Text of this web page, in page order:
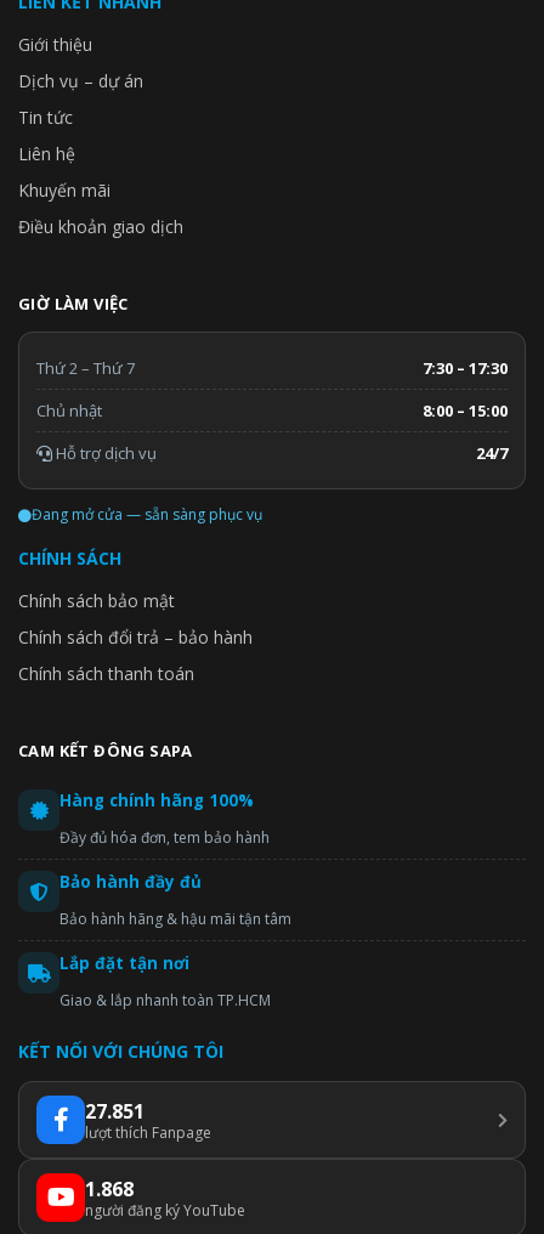
Giới thiệu
Dịch vụ – dự án
Tin tức
Liên hệ
Khuyến mãi
Điều khoản giao dịch
GIỜ LÀM VIỆC
Thứ 2 – Thứ 7
7:30 – 17:30
Chủ nhật
8:00 – 15:00
Hỗ trợ dịch vụ
24/7
Đang mở cửa — sẵn sàng phục vụ
CHÍNH SÁCH
Chính sách bảo mật
Chính sách đổi trả – bảo hành
Chính sách thanh toán
CAM KẾT ĐÔNG SAPA
Hàng chính hãng 100%
Đầy đủ hóa đơn, tem bảo hành
Bảo hành đầy đủ
Bảo hành hãng & hậu mãi tận tâm
Lắp đặt tận nơi
Giao & lắp nhanh toàn TP.HCM
KẾT NỐI VỚI CHÚNG TÔI
27.851
lượt thích Fanpage
1.868
người đăng ký YouTube